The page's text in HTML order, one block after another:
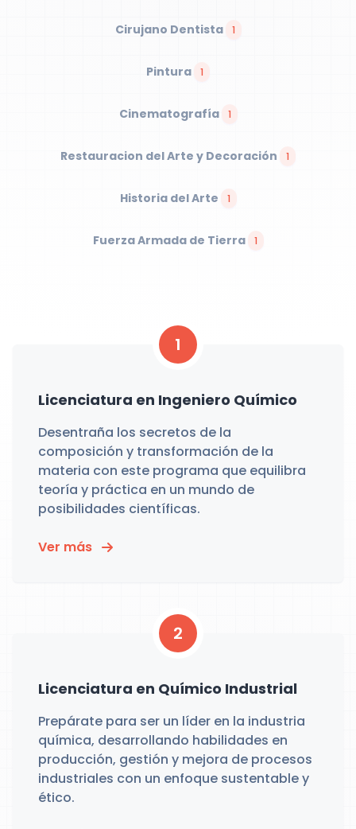
Cirujano Dentista 1
Pintura 1
Cinematografía 1
Restauracion del Arte y Decoración 1
Historia del Arte 1
Fuerza Armada de Tierra 1
1
Licenciatura en Ingeniero Químico
Desentraña los secretos de la
composición y transformación de la
materia con este programa que equilibra
teoría y práctica en un mundo de
posibilidades científicas.
Ver más
2
Licenciatura en Químico Industrial
Prepárate para ser un líder en la industria
química, desarrollando habilidades en
producción, gestión y mejora de procesos
industriales con un enfoque sustentable y
ético.